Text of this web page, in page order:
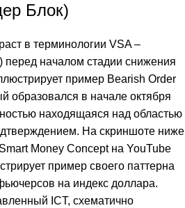
Блок)
в терминологии VSA –
перед началом стадии снижения
пример Bearish Order
образовался в начале октября
находящаяся над областью
На скриншоте ниже
Money Concept на YouTube
пример своего паттерна
на индекс доллара.
ICT, схематично